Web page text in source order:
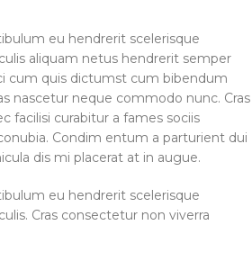
eu hendrerit scelerisque
aliquam netus hendrerit semper
cum quis dictumst cum bibendum
nascetur neque commodo nunc. Cras
facilisi curabitur a fames sociis
Condim entum a parturient dui
dis mi placerat at in augue.
eu hendrerit scelerisque
Cras consectetur non viverra